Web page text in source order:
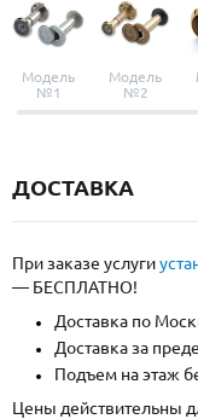
Модель
№1
Модель
№2
ДОСТАВКА
При заказе услуги
— БЕСПЛАТНО!
Доставка по
Доставка за
Подъем на этаж
Цены действительны